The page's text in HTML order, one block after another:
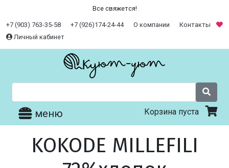
Все свяжется!
+7 (903) 763-35-58 +7 (926)174-24-44 О компании
Контакты
Личный кабинет
меню Корзина пуста
KOKODE MILLEFILI